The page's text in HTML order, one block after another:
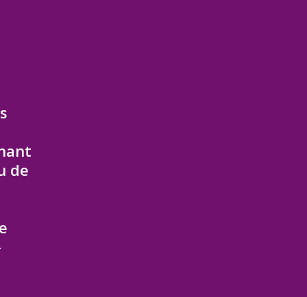
de